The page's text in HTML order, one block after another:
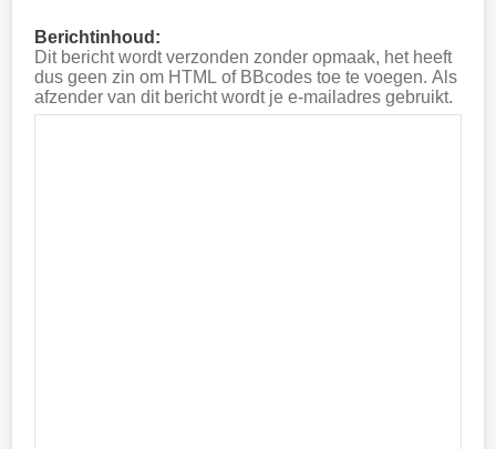
Berichtinhoud:
Dit bericht wordt verzonden zonder opmaak, het heeft
dus geen zin om HTML of BBcodes toe te voegen. Als
afzender van dit bericht wordt je e-mailadres gebruikt.